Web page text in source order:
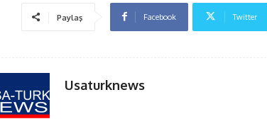
Paylaş Facebook Twitter
Usaturknews